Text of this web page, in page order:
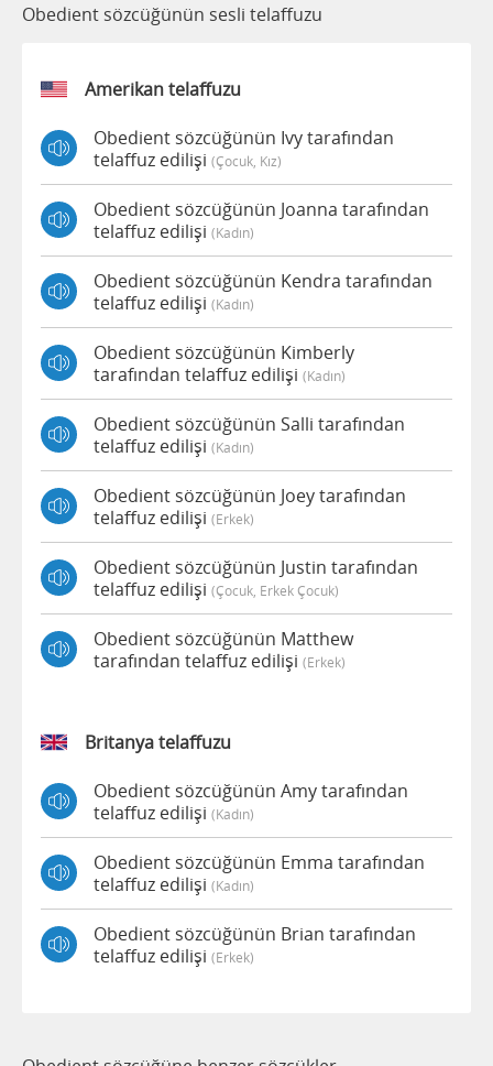
Obedient sözcüğünün sesli telaffuzu
Amerikan telaffuzu
Obedient sözcüğünün Ivy tarafından
telaffuz edilişi (çocuk, Kız)
Obedient sözcüğünün Joanna tarafından
telaffuz edilişi (kadın)
Obedient sözcüğünün Kendra tarafından
telaffuz edilişi (kadın)
Obedient sözcüğünün Kimberly
tarafından telaffuz edilişi (kadın)
Obedient sözcüğünün Salli tarafından
telaffuz edilişi (kadın)
Obedient sözcüğünün Joey tarafından
telaffuz edilişi (erkek)
Obedient sözcüğünün Justin tarafından
telaffuz edilişi (çocuk, Erkek Çocuk)
Obedient sözcüğünün Matthew
tarafından telaffuz edilişi (erkek)
Britanya telaffuzu
Obedient sözcüğünün Amy tarafından
telaffuz edilişi (kadın)
Obedient sözcüğünün Emma tarafından
telaffuz edilişi (kadın)
Obedient sözcüğünün Brian tarafından
telaffuz edilişi (erkek)